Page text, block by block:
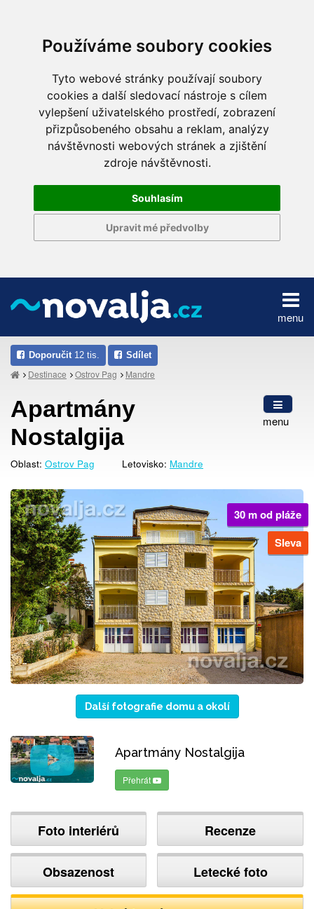
Používáme soubory cookies
Tyto webové stránky používají soubory
cookies a další sledovací nástroje s cílem
vylepšení uživatelského prostředí, zobrazení
přizpůsobeného obsahu a reklam, analýzy
návštěvnosti webových stránek a zjištění
zdroje návštěvnosti.
Souhlasím
Upravit mé předvolby
menu
Doporučit 12 tis. Sdílet
Destinace Ostrov Pag Mandre
menu
Apartmány
Nostalgija
Oblast: Ostrov Pag Letovisko: Mandre
30 m od pláže
Sleva
Další fotografie domu a okolí
Apartmány Nostalgija
Přehrát
Foto interiérů
Obsazenost
Recenze
Letecké foto